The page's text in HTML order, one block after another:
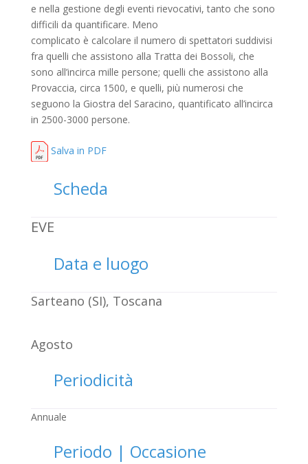
e nella gestione degli eventi rievocativi, tanto che sono
difficili da quantificare. Meno
complicato è calcolare il numero di spettatori suddivisi
fra quelli che assistono alla Tratta dei Bossoli, che
sono all’incirca mille persone; quelli che assistono alla
Provaccia, circa 1500, e quelli, più numerosi che
seguono la Giostra del Saracino, quantificato all’incirca
in 2500-3000 persone.
Salva in PDF
Scheda
EVE
Data e luogo
Sarteano (SI), Toscana
Agosto
Periodicità
Annuale
Periodo | Occasione